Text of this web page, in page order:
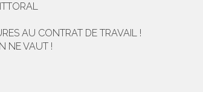
AU CONTRAT DE TRAVAIL !
NE VAUT !